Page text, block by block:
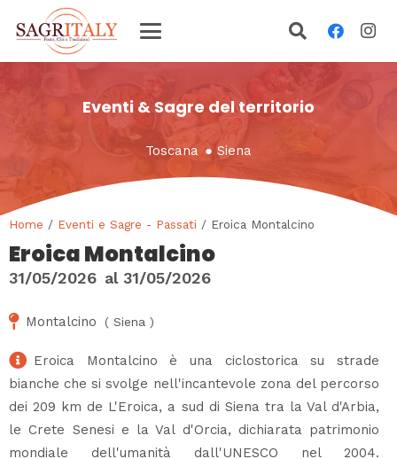
Eventi & Sagre del territorio
Toscana ● Siena
Home / Eventi e Sagre - Passati / Eroica Montalcino
Eroica Montalcino
31/05/2026 al 31/05/2026
Montalcino ( Siena )
Eroica Montalcino è una ciclostorica su strade
bianche che si svolge nell'incantevole zona del percorso
dei 209 km de L'Eroica, a sud di Siena tra la Val d'Arbia,
le Crete Senesi e la Val d'Orcia, dichiarata patrimonio
mondiale dell'umanità dall'UNESCO nel 2004.